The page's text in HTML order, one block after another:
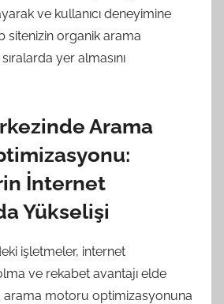
ve kullanıcı deneyimine
sitenizin organik arama
yer almasını
Arama
İnternet
Yükselişi
işletmeler, internet
ve rekabet avantajı elde
motoru optimizasyonuna